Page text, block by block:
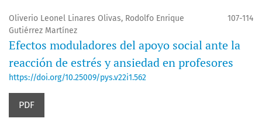
Oliverio Leonel Linares Olivas, Rodolfo Enrique
Gutiérrez Martínez
107-114
Efectos moduladores del apoyo social ante la
reacción de estrés y ansiedad en profesores
https://doi.org/10.25009/pys.v22i1.562
PDF